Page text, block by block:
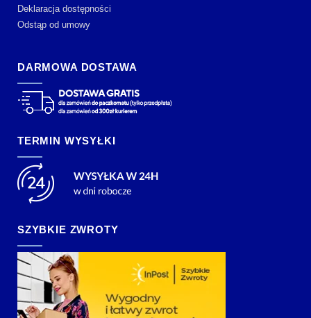
Deklaracja dostępności
Odstąp od umowy
DARMOWA DOSTAWA
TERMIN WYSYŁKI
SZYBKIE ZWROTY